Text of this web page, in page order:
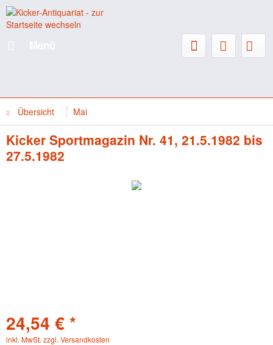
Übersicht Mai
Kicker Sportmagazin Nr. 41, 21.5.1982 bis
27.5.1982
24,54 € *
inkl. MwSt. zzgl. Versandkosten